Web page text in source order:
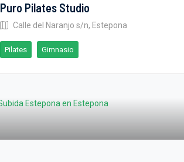
Puro Pilates Studio
Calle del Naranjo s/n, Estepona
Pilates Gimnasio